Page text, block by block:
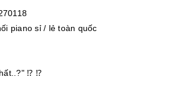
piano sỉ / lẻ toàn quốc
⁉️ ⁉️